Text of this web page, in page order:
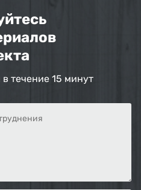
течение 15 минут